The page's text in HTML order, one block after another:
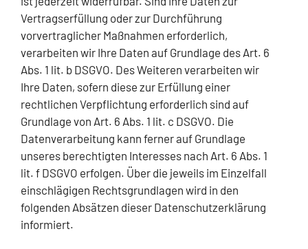
Vertragserfüllung oder zur Durchführung
vorvertraglicher Maßnahmen erforderlich,
verarbeiten wir Ihre Daten auf Grundlage des Art. 6
Abs. 1 lit. b DSGVO. Des Weiteren verarbeiten wir
Ihre Daten, sofern diese zur Erfüllung einer
rechtlichen Verpflichtung erforderlich sind auf
Grundlage von Art. 6 Abs. 1 lit. c DSGVO. Die
Datenverarbeitung kann ferner auf Grundlage
unseres berechtigten Interesses nach Art. 6 Abs. 1
lit. f DSGVO erfolgen. Über die jeweils im Einzelfall
einschlägigen Rechtsgrundlagen wird in den
folgenden Absätzen dieser Datenschutzerklärung
informiert.